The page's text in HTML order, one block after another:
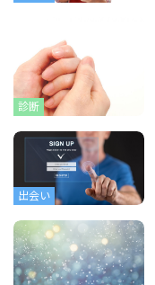
診断
出会い